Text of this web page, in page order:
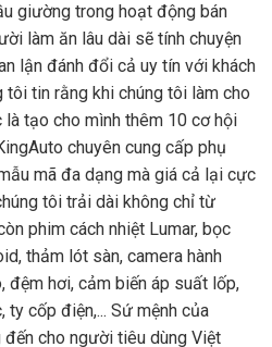
giường trong hoạt động bán
làm ăn lâu dài sẽ tính chuyện
lận đánh đổi cả uy tín với khách
tôi tin rằng khi chúng tôi làm cho
tạo cho mình thêm 10 cơ hội
chuyên cung cấp phụ
mã đa dạng mà giá cả lại cực
tôi trải dài không chỉ từ
phim cách nhiệt Lumar, bọc
thảm lót sàn, camera hành
đệm hơi, cảm biến áp suất lốp,
ty cốp điện,... Sứ mệnh của
cho người tiêu dùng Việt